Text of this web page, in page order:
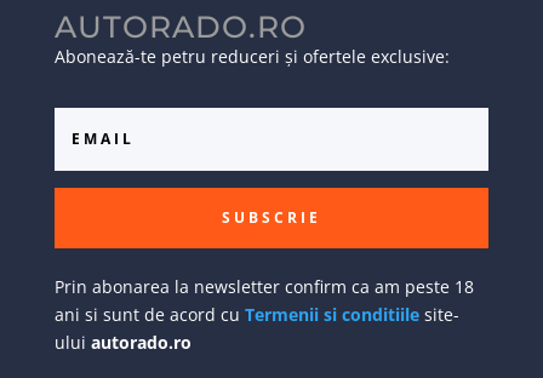
AUTORADO.RO
Abonează-te petru reduceri și ofertele exclusive:
SUBSCRIE
Prin abonarea la newsletter confirm ca am peste 18
ani si sunt de acord cu Termenii si conditiilesite-
ului autorado.ro